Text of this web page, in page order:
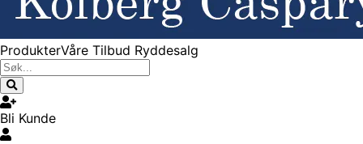
ProdukterVåre Tilbud Ryddesalg
Bli Kunde